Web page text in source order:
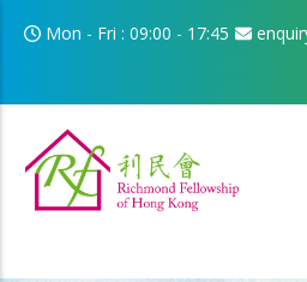
移至主內容
Mon - Fri : 09:00 - 17:45